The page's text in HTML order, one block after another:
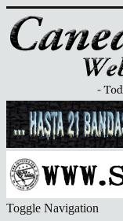
Toggle Navigation